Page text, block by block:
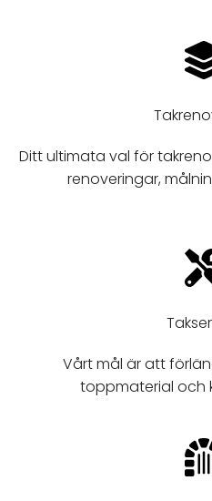
Ditt ultimata val för
renoveringar,
Vårt mål är att
toppmaterial och